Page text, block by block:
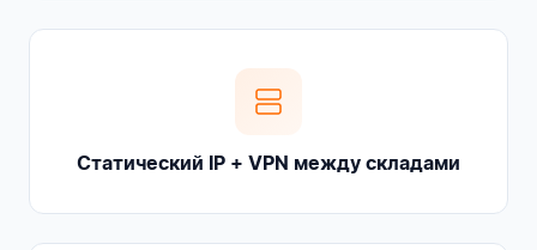
Статический IP + VPN между складами